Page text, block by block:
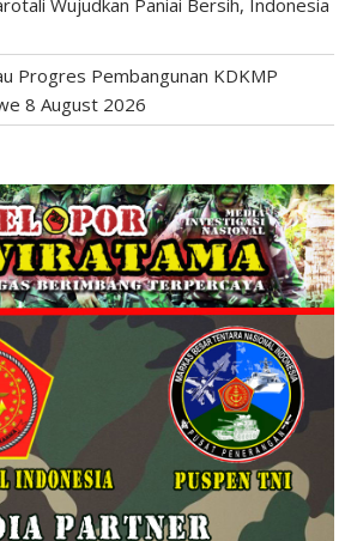
Wujudkan Paniai Bersih, Indonesia
Progres Pembangunan KDKMP
8 August 2026